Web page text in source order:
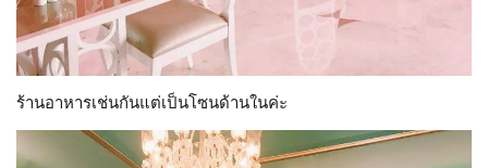
ร้านอาหารเช่นกันแต่เป็นโซนด้านในค่ะ